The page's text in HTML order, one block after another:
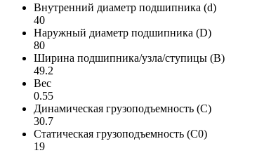
Внутренний диаметр подшипника (d)
40
Наружный диаметр подшипника (D)
80
Ширина подшипника/узла/ступицы (B)
49.2
Вес
0.55
Динамическая грузоподъемность (C)
30.7
Статическая грузоподъемность (C0)
19